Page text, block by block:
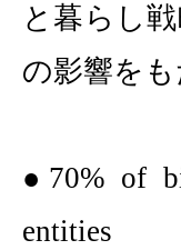
と暮らし戦
の影響をも
● 70% of
entities